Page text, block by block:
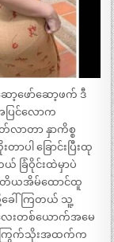
ဖော်ဆော့ဖက် ဒီ
ြင်လောက
လာတာ နှာကိစ္စ
ပါ ခြောင်းပြီးထု
ခြံဝိုင်းထဲမှာပဲ
ဒုတိယအိမ်ထောင်ထူ
ခေါ်ကြတယ် သူ့
ေးတစ်ယောက်အမေ
ကြွက်သိုးအထက်က